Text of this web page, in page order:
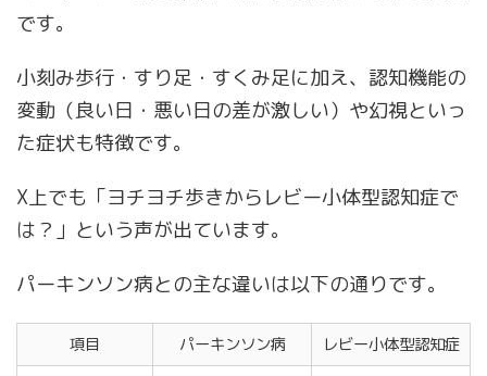
です。
小刻み歩行・すり足・すくみ足に加え、認知機能の
変動（良い日・悪い日の差が激しい）や幻視といっ
た症状も特徴です。
X上でも「ヨチヨチ歩きからレビー小体型認知症で
は？」という声が出ています。
パーキンソン病との主な違いは以下の通りです。
項目 パーキンソン病 レビー小体型認知症